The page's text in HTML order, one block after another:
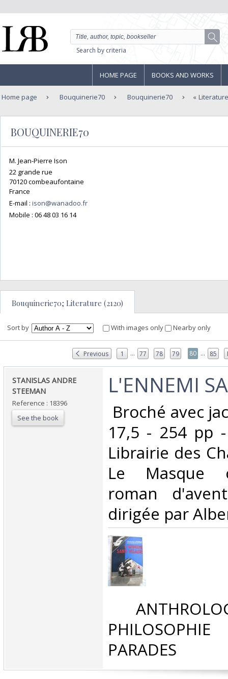
Search by criteria
HOME PAGE BOOKS AND WORKS
Home page Bouquinerie70 Bouquinerie70
BOUQUINERIE70
M. Jean-Pierre Ison
22 grande rue
70120 combeaufontaine
France
E-mail : ison@wanadoo.fr
Mobile : 06 48 03 16 14
Bouquinerie70; Literature (2120)
Sort by With images only Nearby only
Previous 1 ... 77 78 79 80 ... 85
‎STANISLAS ANDRE
STEEMAN‎
Reference : 18396
See the book
‎L'ENNEMI
Broché avec
17,5 - 254 pp
Librairie des
Le Masque
roman
dirigée par
PHILOSOPHIE
PARADES‎